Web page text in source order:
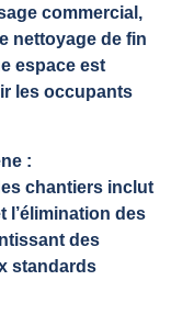
commercial,
nettoyage de fin
espace est
les occupants
:
chantiers inclut
l’élimination des
des
standards